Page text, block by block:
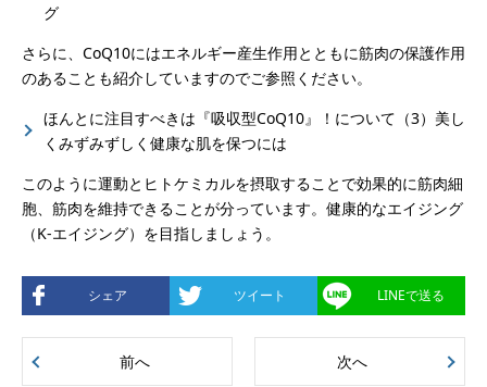
グ
さらに、CoQ10にはエネルギー産生作用とともに筋肉の保護作用
のあることも紹介していますのでご参照ください。
ほんとに注目すべきは『吸収型CoQ10』！について（3）美し
くみずみずしく健康な肌を保つには
このように運動とヒトケミカルを摂取することで効果的に筋肉細
胞、筋肉を維持できることが分っています。健康的なエイジング
（K-エイジング）を目指しましょう。
シェア ツイート LINEで送る
前へ 次へ